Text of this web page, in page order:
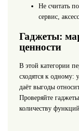
Не считать
сервис,
Гаджеты:
ценности
В этой категории
сходятся к одному:
даёт выгоды
Проверяйте
количеству